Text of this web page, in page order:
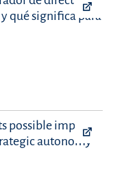
qué significa para
possible impact
autonomy